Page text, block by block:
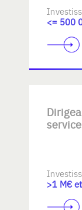
<= 500
>1 M€